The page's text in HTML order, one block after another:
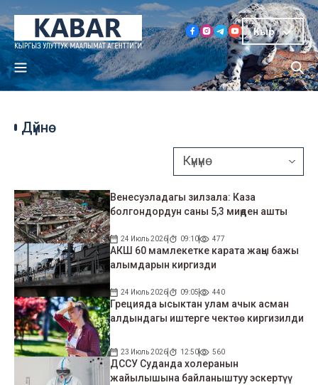
Кыр
Дүйнө
Венесуэладагы зилзала: Каза
болгондордун саны 5,3 миңден ашты
24 Июль 2026 09:10 477
АКШ 60 мамлекетке карата жаңы бажы
алымдарын киргизди
24 Июль 2026 09:05 440
Грецияда ысыктан улам ачык асман
алдындагы иштерге чектөө киргизилди
23 Июль 2026 12:50 560
ДССУ Суданда холеранын
жайылышына байланыштуу эскертүү